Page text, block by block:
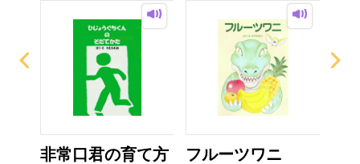
非常口君の育て方 フルーツワニ